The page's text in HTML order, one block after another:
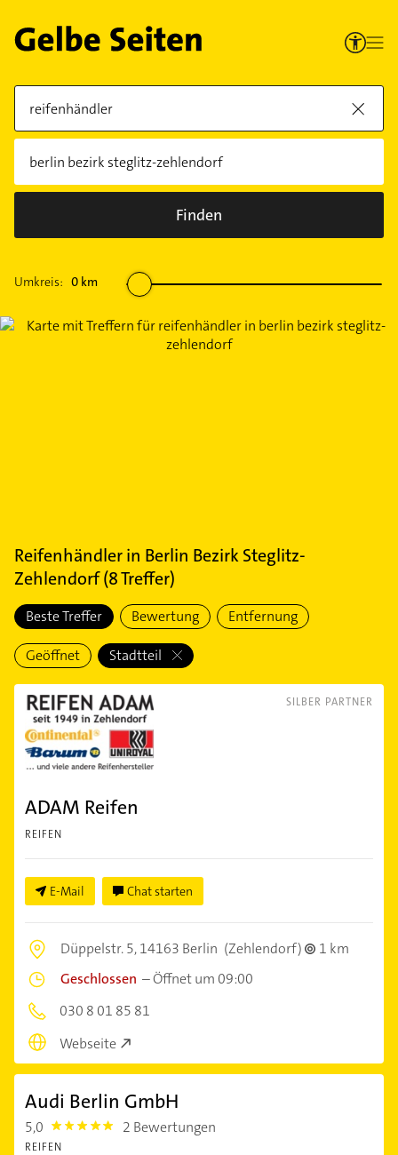
Finden
Umkreis: 0 km
Reifenhändlerin Berlin Bezirk Steglitz-
Zehlendorf(8Treffer)
Beste Treffer Bewertung Entfernung
Geöffnet Stadtteil
SILBER PARTNER
ADAM Reifen
REIFEN
E-Mail Chat starten
Düppelstr. 5,14163 Berlin (Zehlendorf)
1 km
Geschlossen –Öffnet um 09:00
030 8 01 85 81
Webseite
Audi Berlin GmbH
5,0 5.0 2 Bewertungen
REIFEN